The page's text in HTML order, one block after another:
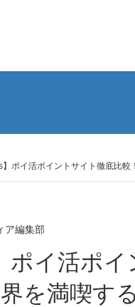
】ポイ活ポイントサイト徹底比
ア編集部
を満喫す